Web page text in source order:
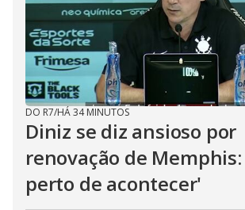
DO R7/HÁ 34 MINUTOS
Diniz se diz ansioso por
renovação de
perto de acontecer'